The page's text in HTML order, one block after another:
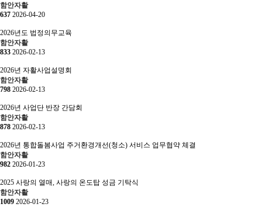
함안자활
637 2026-04-20
2026년도 법정의무교육
함안자활
833 2026-02-13
2026년 자활사업설명회
함안자활
798 2026-02-13
2026년 사업단 반장 간담회
함안자활
878 2026-02-13
2026년 통합돌봄사업 주거환경개선(청소) 서비스 업무협약 체결
함안자활
982 2026-01-23
2025 사랑의 열매, 사랑의 온도탑 성금 기탁식
함안자활
1009 2026-01-23